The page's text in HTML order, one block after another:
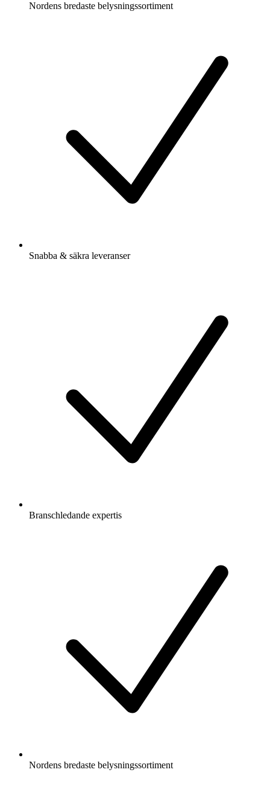
Nordens bredaste belysningssortiment
Snabba & säkra leveranser
Branschledande expertis
Nordens bredaste belysningssortiment